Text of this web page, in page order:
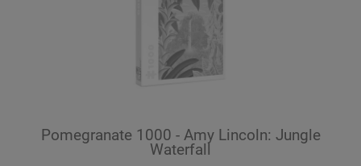
Pomegranate 1000 - Amy Lincoln: Jungle
Waterfall